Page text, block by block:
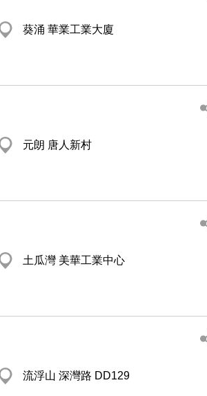
葵涌 華業工業大廈
元朗 唐人新村
土瓜灣 美華工業中心
流浮山 深灣路 DD129